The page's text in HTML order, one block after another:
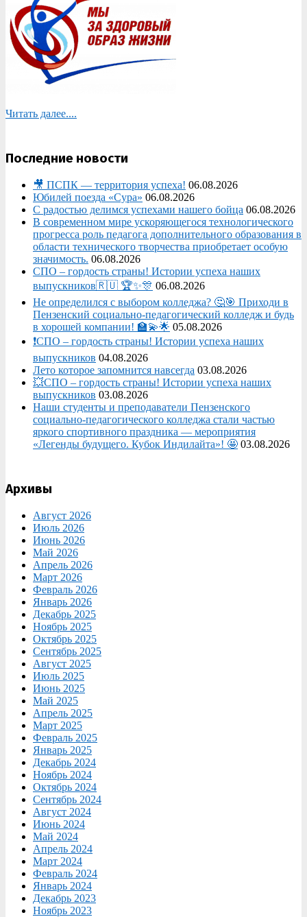
Читать далее....
Последние новости
🎥 ПСПК — территория успеха! 06.08.2026
Юбилей поезда «Сура» 06.08.2026
С радостью делимся успехами нашего бойца 06.08.2026
В современном мире ускоряющегося технологического
прогресса роль педагога дополнительного образования в
области технического творчества приобретает особую
значимость. 06.08.2026
СПО – гордость страны! Истории успеха наших
выпускников🇷🇺 🏆✨🎊 06.08.2026
Не определился с выбором колледжа? 🤔🎯 Приходи в
Пензенский социально-педагогический колледж и будь
в хорошей компании! 🏫💫🌟 05.08.2026
❗СПО – гордость страны! Истории успеха наших
выпускников 04.08.2026
Лето которое запомнится навсегда 03.08.2026
💥СПО – гордость страны! Истории успеха наших
выпускников 03.08.2026
Наши студенты и преподаватели Пензенского
социально‑педагогического колледжа стали частью
яркого спортивного праздника — мероприятия
«Легенды будущего. Кубок Индилайта»! 🤩 03.08.2026
Архивы
Август 2026
Июль 2026
Июнь 2026
Май 2026
Апрель 2026
Март 2026
Февраль 2026
Январь 2026
Декабрь 2025
Ноябрь 2025
Октябрь 2025
Сентябрь 2025
Август 2025
Июль 2025
Июнь 2025
Май 2025
Апрель 2025
Март 2025
Февраль 2025
Январь 2025
Декабрь 2024
Ноябрь 2024
Октябрь 2024
Сентябрь 2024
Август 2024
Июнь 2024
Май 2024
Апрель 2024
Март 2024
Февраль 2024
Январь 2024
Декабрь 2023
Ноябрь 2023